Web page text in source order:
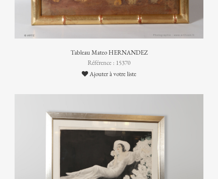
Tableau Mateo HERNANDEZ
Référence : 15370
Ajouter à votre liste